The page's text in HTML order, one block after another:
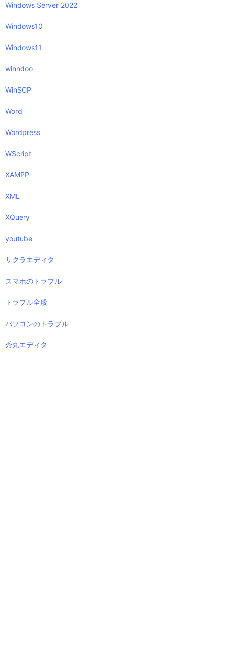
Windows Server 2022
Windows10
Windows11
winndoo
WinSCP
Word
Wordpress
WScript
XAMPP
XML
XQuery
youtube
サクラエディタ
スマホのトラブル
トラブル全般
パソコンのトラブル
秀丸エディタ